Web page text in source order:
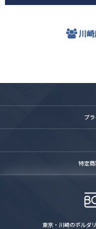
川
プ
特定
東京・川崎のボルダ